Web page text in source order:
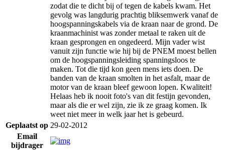
zodat die te dicht bij of tegen de kabels kwam. Het
gevolg was langdurig prachtig bliksemwerk vanaf de
hoogspanningskabels via de kraan naar de grond. De
kraanmachinist was zonder metaal te raken uit de
kraan gesprongen en ongedeerd. Mijn vader wist
vanuit zijn functie wie hij bij de PNEM moest bellen
om de hoogspanningsleiding spanningsloos te
maken. Tot die tijd kon geen mens iets doen. De
banden van de kraan smolten in het asfalt, maar de
motor van de kraan bleef gewoon lopen. Kwaliteit!
Helaas heb ik nooit foto's van dit festijn gevonden,
maar als die er wel zijn, zie ik ze graag komen. Ik
weet niet meer in welk jaar het is gebeurd.
Geplaatst op 29-02-2012
Email
bijdrager